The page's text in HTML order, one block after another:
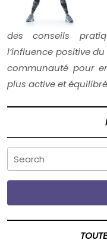
des conseils
l’influence positive
communauté pour
plus active et
Search